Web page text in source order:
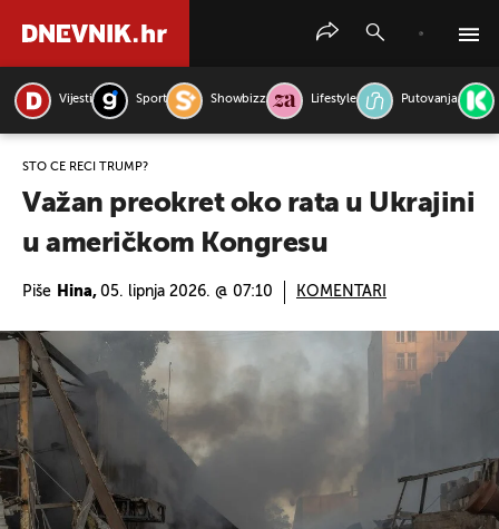
Vijesti Sport Showbizz Lifestyle Putovanja
ŠTO ĆE REĆI TRUMP?
Važan preokret oko rata u Ukrajini
u američkom Kongresu
Piše Hina, 05. lipnja 2026. @ 07:10 KOMENTARI
PRETRAŽITE VIJESTI